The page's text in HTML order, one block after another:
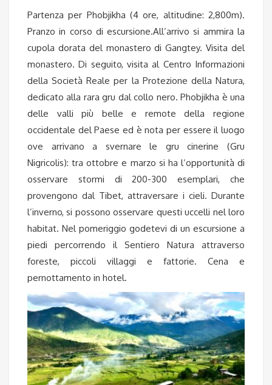
Partenza per Phobjikha (4 ore, altitudine: 2,800m).
Pranzo in corso di escursione.All’arrivo si ammira la
cupola dorata del monastero di Gangtey. Visita del
monastero. Di seguito, visita al Centro Informazioni
della Società Reale per la Protezione della Natura,
dedicato alla rara gru dal collo nero. Phobjikha è una
delle valli più belle e remote della regione
occidentale del Paese ed è nota per essere il luogo
ove arrivano a svernare le gru cinerine (Gru
Nigricolis): tra ottobre e marzo si ha l’opportunità di
osservare stormi di 200-300 esemplari, che
provengono dal Tibet, attraversare i cieli. Durante
l’inverno, si possono osservare questi uccelli nel loro
habitat. Nel pomeriggio godetevi di un escursione a
piedi percorrendo il Sentiero Natura attraverso
foreste, piccoli villaggi e fattorie. Cena e
pernottamento in hotel.